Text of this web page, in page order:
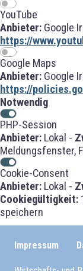
YouTube
Anbieter: Google
https://
Google Maps
Anbieter: Google
https://
Notwendig
PHP-Session
Anbieter: Lokal -
Meldungsfenster,
Cookie-Consent
Anbieter: Lokal -
Cookiegültigkeit:
speichern
Impressum